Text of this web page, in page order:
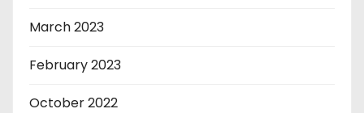
March 2023
February 2023
October 2022